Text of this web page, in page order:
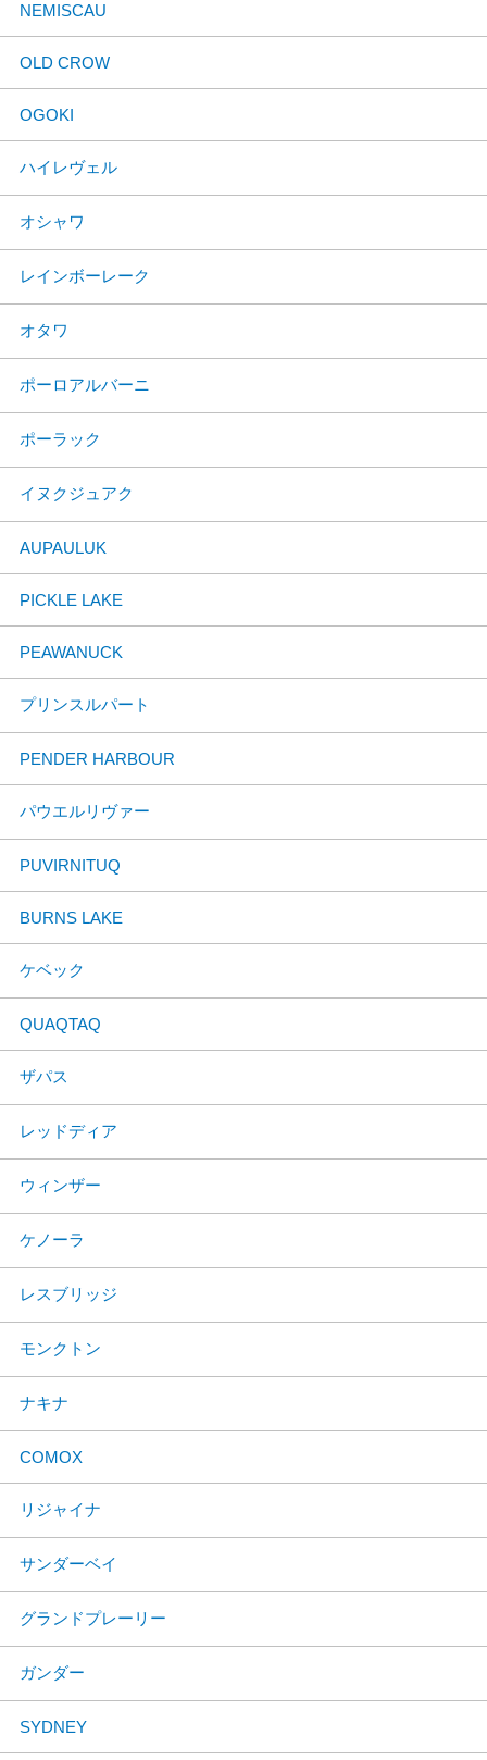
NEMISCAU
OLD CROW
OGOKI
ハイレヴェル
オシャワ
レインボーレーク
オタワ
ポーロアルバーニ
ポーラック
イヌクジュアク
AUPAULUK
PICKLE LAKE
PEAWANUCK
プリンスルパート
PENDER HARBOUR
パウエルリヴァー
PUVIRNITUQ
BURNS LAKE
ケベック
QUAQTAQ
ザパス
レッドディア
ウィンザー
ケノーラ
レスブリッジ
モンクトン
ナキナ
COMOX
リジャイナ
サンダーベイ
グランドプレーリー
ガンダー
SYDNEY